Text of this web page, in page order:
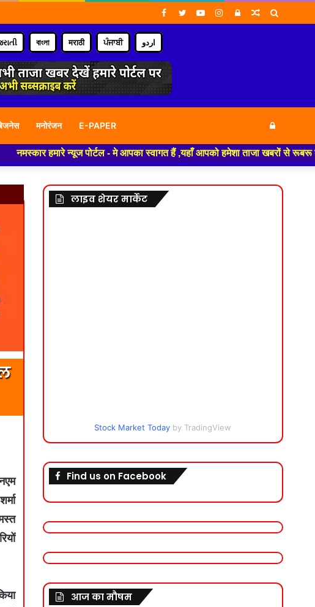
Random
Log
Instagram
YouTube
Twitter
Facebook
বাংলা मराठी ਪੰਜਾਬੀ اردو
मनोरंजन E-PAPER Log
In
हमारे न्यूज पोर्टल - मे आपका स्वागत हैं ,यहाँ आपको हमेशा ताजा खबरों से रूबरू
लाइव शेयर मार्केट
Stock Market Today by TradingView
Find us on Facebook
आज का मौषम